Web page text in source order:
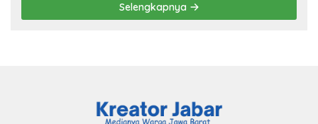
Selengkapnya